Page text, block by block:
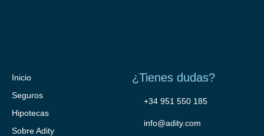
Inicio
Seguros
Hipotecas
Sobre Adity
¿Tienes dudas?
+34 951 550 185
info@adity.com